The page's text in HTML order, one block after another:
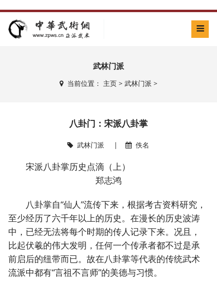
武林门派
当前位置： 主页> 武林门派 >
八卦门：宋派八卦掌
武林门派 | 佚名
宋派八卦掌历史点滴（上）
郑志鸿
八卦掌自“仙人”流传下来，根据考古资料研究，
至少经历了六千年以上的历史。在漫长的历史波涛
中，已经无法将每个时期的传人记录下来。况且，
比起伏羲的伟大发明，任何一个传承者都不过是承
前启后的纽带而已。故在八卦掌等代表的传统武术
流派中都有“言祖不言师”的美德与习惯。